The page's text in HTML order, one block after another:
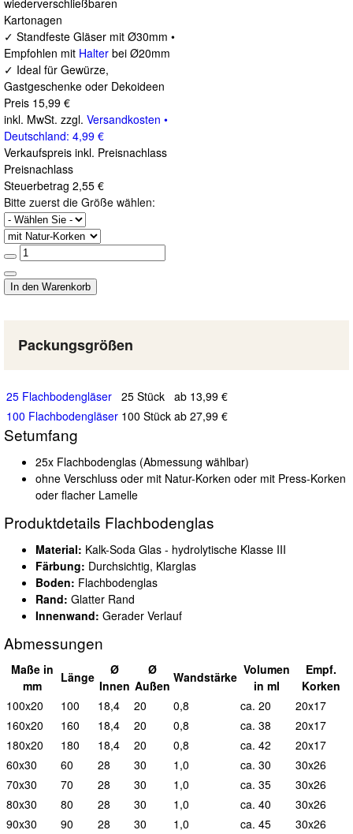
wiederverschließbaren
Kartonagen
✓ Standfeste Gläser mit Ø30mm •
Empfohlen mit Halter bei Ø20mm
✓ Ideal für Gewürze,
Gastgeschenke oder Dekoideen
Preis 15,99 €
inkl. MwSt. zzgl. Versandkosten •
Deutschland: 4,99 €
Verkaufspreis inkl. Preisnachlass
Preisnachlass
Steuerbetrag 2,55 €
Bitte zuerst die Größe wählen:
Packungsgrößen
25 Flachbodengläser 25 Stück ab 13,99 €
100 Flachbodengläser 100 Stück ab 27,99 €
Setumfang
25x Flachbodenglas (Abmessung wählbar)
ohne Verschluss oder mit Natur-Korken oder mit Press-Korken
oder flacher Lamelle
Produktdetails Flachbodenglas
Material: Kalk-Soda Glas - hydrolytische Klasse III
Färbung: Durchsichtig, Klarglas
Boden: Flachbodenglas
Rand: Glatter Rand
Innenwand: Gerader Verlauf
Abmessungen
Maße in
mm
Länge
Ø
Innen
Ø
Außen
Wandstärke Volumen
in ml
Empf.
Korken
100x20
100 18,4 20 0,8 ca. 20
20x17
160x20
160 18,4 20 0,8 ca. 38
20x17
180x20
180 18,4 20 0,8 ca. 42
20x17
60x30
60 28 30 1,0 ca. 30
30x26
70x30
70 28 30 1,0 ca. 35
30x26
80x30
80 28 30 1,0 ca. 40
30x26
90x30
90 28 30 1,0 ca. 45
30x26